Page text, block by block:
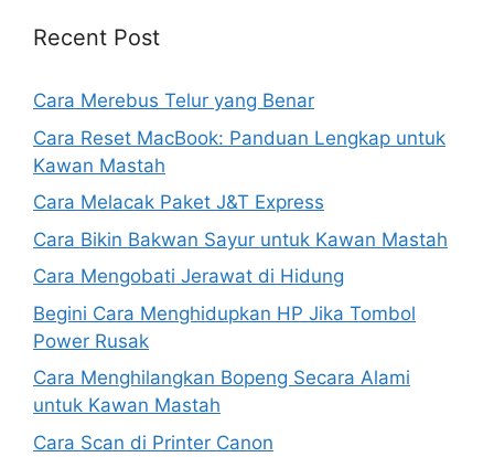
Recent Post
Cara Merebus Telur yang Benar
Cara Reset MacBook: Panduan Lengkap untuk
Kawan Mastah
Cara Melacak Paket J&T Express
Cara Bikin Bakwan Sayur untuk Kawan Mastah
Cara Mengobati Jerawat di Hidung
Begini Cara Menghidupkan HP Jika Tombol
Power Rusak
Cara Menghilangkan Bopeng Secara Alami
untuk Kawan Mastah
Cara Scan di Printer Canon